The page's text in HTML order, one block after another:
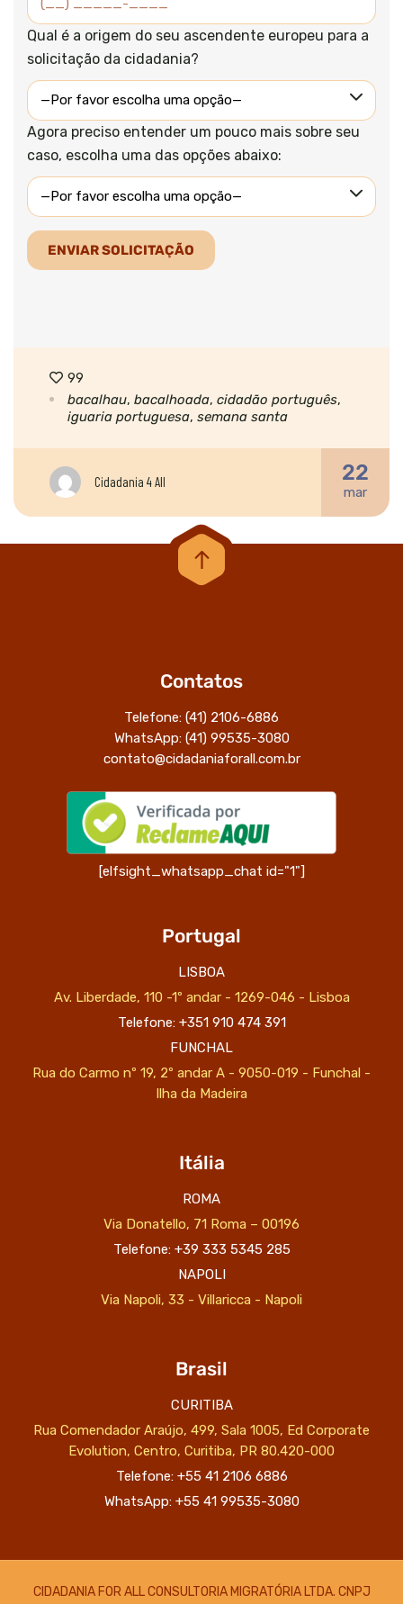
Qual é a origem do seu ascendente europeu para a
solicitação da cidadania?
Agora preciso entender um pouco mais sobre seu
caso, escolha uma das opções abaixo:
99
bacalhau, bacalhoada, cidadão português,
iguaria portuguesa, semana santa
Cidadania 4 All 22
mar
Contatos
Telefone: (41) 2106-6886
WhatsApp: (41) 99535-3080
contato@cidadaniaforall.com.br
[elfsight_whatsapp_chat id="1"]
Portugal
LISBOA
Av. Liberdade, 110 -1º andar - 1269-046 - Lisboa
Telefone: +351 910 474 391
FUNCHAL
Rua do Carmo nº 19, 2º andar A - 9050-019 - Funchal -
Ilha da Madeira
Itália
ROMA
Via Donatello, 71 Roma – 00196
Telefone: +39 333 5345 285
NAPOLI
Via Napoli, 33 - Villaricca - Napoli
Brasil
CURITIBA
Rua Comendador Araújo, 499, Sala 1005, Ed Corporate
Evolution, Centro, Curitiba, PR 80.420-000
Telefone: +55 41 2106 6886
WhatsApp: +55 41 99535-3080
CIDADANIA FOR ALL CONSULTORIA MIGRATÓRIA LTDA. CNPJ